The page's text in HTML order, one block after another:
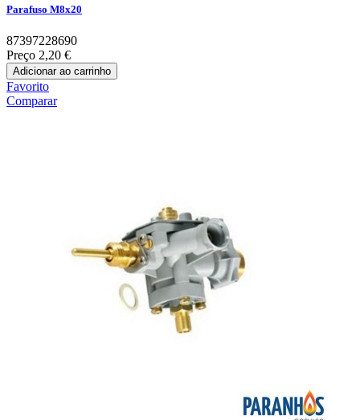
Parafuso M8x20
87397228690
Preço 2,20 €
Adicionar ao carrinho
Favorito
Comparar